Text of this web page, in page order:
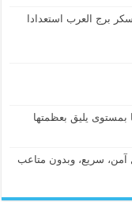
برج العرب استعدادا
بمستوى يليق بعظمتها
سريع، وبدون متاعب